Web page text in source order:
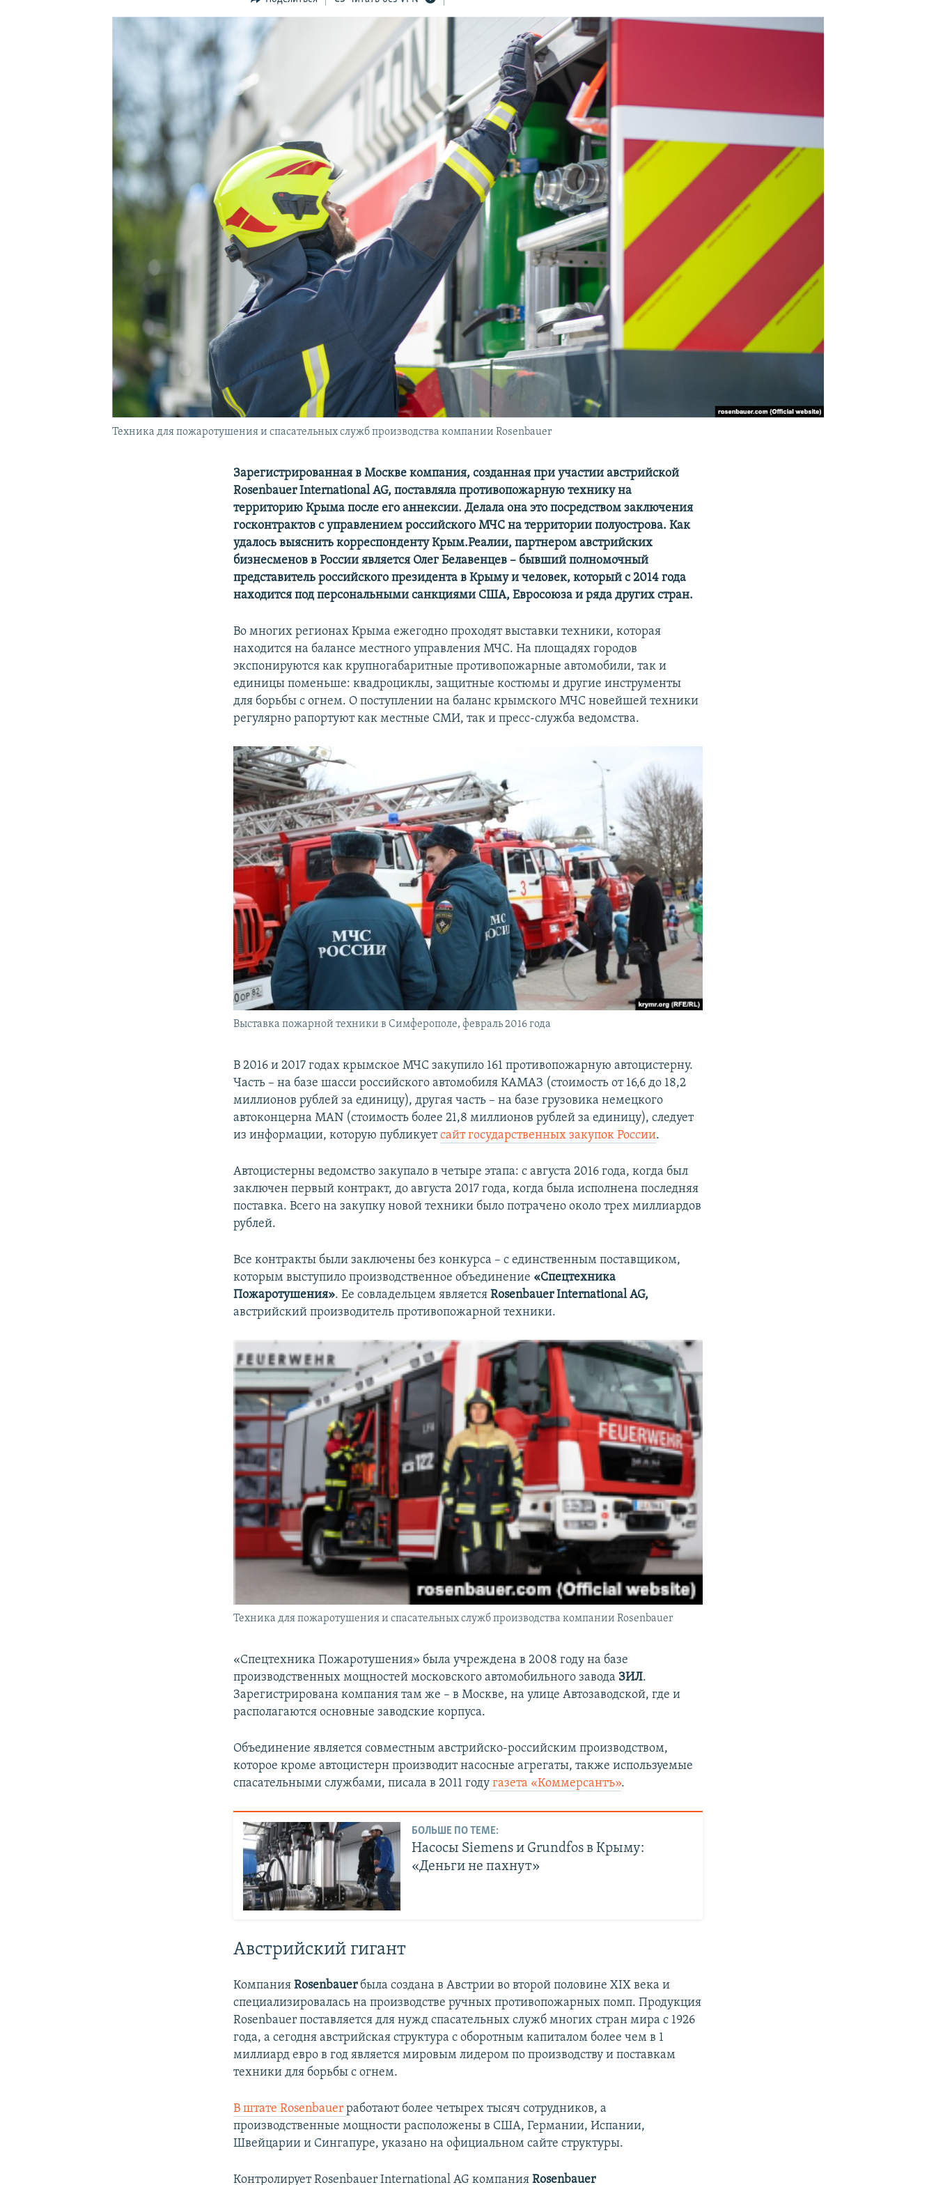
УКРАИНСКАЯ ПРОБЛЕМА КРЫМА
Техника для пожаротушения и спасательных служб производства компании Rosenbauer
Зарегистрированная в Москве компания, созданная при участии австрийской
Rosenbauer International AG, поставляла противопожарную технику на
территорию Крыма после его аннексии. Делала она это посредством заключения
госконтрактов с управлением российского МЧС на территории полуострова. Как
удалось выяснить корреспонденту Крым.Реалии, партнером австрийских
бизнесменов в России является Олег Белавенцев – бывший полномочный
представитель российского президента в Крыму и человек, который с 2014 года
находится под персональными санкциями США, Евросоюза и ряда других стран.
Во многих регионах Крыма ежегодно проходят выставки техники, которая
находится на балансе местного управления МЧС. На площадях городов
экспонируются как крупногабаритные противопожарные автомобили, так и
единицы поменьше: квадроциклы, защитные костюмы и другие инструменты
для борьбы с огнем. О поступлении на баланс крымского МЧС новейшей техники
регулярно рапортуют как местные СМИ, так и пресс-служба ведомства.
Выставка пожарной техники в Симферополе, февраль 2016 года
В 2016 и 2017 годах крымское МЧС закупило 161 противопожарную автоцистерну.
Часть – на базе шасси российского автомобиля КАМАЗ (стоимость от 16,6 до 18,2
миллионов рублей за единицу), другая часть – на базе грузовика немецкого
автоконцерна MAN (стоимость более 21,8 миллионов рублей за единицу), следует
из информации, которую публикуетсайт государственных закупок России.
Автоцистерны ведомство закупало в четыре этапа: с августа 2016 года, когда был
заключен первый контракт, до августа 2017 года, когда была исполнена последняя
поставка. Всего на закупку новой техники было потрачено около трех миллиардов
рублей.
Все контракты были заключены без конкурса – с единственным поставщиком,
которым выступило производственное объединение «Спецтехника
Пожаротушения». Ее совладельцем являетсяRosenbauer International AG,
австрийский производитель противопожарной техники.
Техника для пожаротушения и спасательных служб производства компании Rosenbauer
«Спецтехника Пожаротушения» была учреждена в 2008 году на базе
производственных мощностей московского автомобильного завода ЗИЛ.
Зарегистрирована компания там же – в Москве, на улице Автозаводской, где и
располагаются основные заводские корпуса.
Объединение является совместным австрийско-российским производством,
которое кроме автоцистерн производит насосные агрегаты, также используемые
спасательными службами, писала в 2011 году газета «Коммерсантъ».
БОЛЬШЕ ПО ТЕМЕ:
Насосы Siemens и Grundfos в Крыму:
«Деньги не пахнут»
Австрийский гигант
КомпанияRosenbauer была создана в Австрии во второй половине XIX века и
специализировалась на производстве ручных противопожарных помп. Продукция
Rosenbauer поставляется для нужд спасательных служб многих стран мира с 1926
года, а сегодня австрийская структура с оборотным капиталом более чем в 1
миллиард евро в год является мировым лидером по производству и поставкам
техники для борьбы с огнем.
В штате Rosenbauerработают более четырех тысяч сотрудников, а
производственные мощности расположены в США, Германии, Испании,
Швейцарии и Сингапуре, указано на официальном сайте структуры.
Контролирует Rosenbauer International AG компанияRosenbauer